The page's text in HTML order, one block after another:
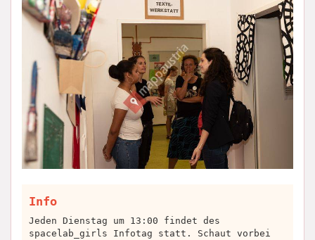
Info
Jeden Dienstag um 13:00 findet des
spacelab_girls Infotag statt. Schaut vorbei